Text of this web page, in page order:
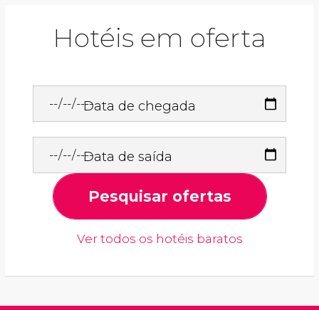
Hotéis em oferta
Data de chegada
Data de saída
Pesquisar ofertas
Ver todos os hotéis baratos